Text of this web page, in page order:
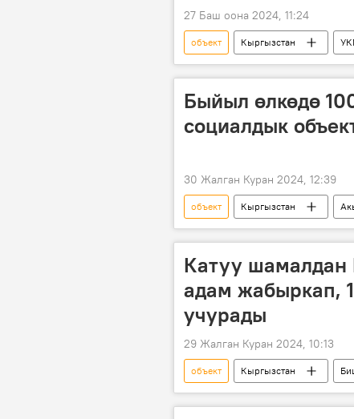
27 Баш оона 2024, 11:24
объект Кыргызстан
кайтаруу
Быйыл өлкөдө
социалдык
30 Жалган Куран 2024, 12:39
объект Кыргызстан
Катуу шамалдан
адам жабыркап,
учурады
29 Жалган Куран 2024, 10:13
объект Кыргызстан